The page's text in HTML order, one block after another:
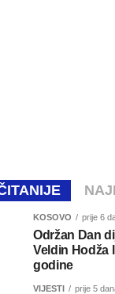
KOSOVO prije 6
Održan Dan
Veldin Hodža
godine
VIJESTI prije 5